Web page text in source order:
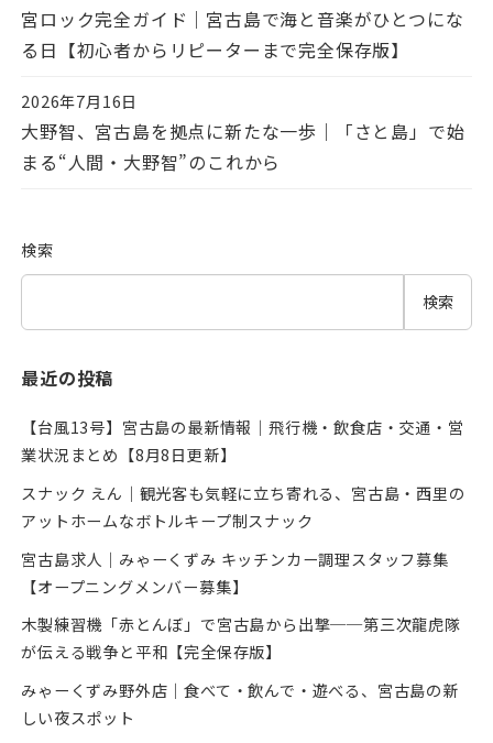
宮ロック完全ガイド｜宮古島で海と音楽がひとつにな
る日【初心者からリピーターまで完全保存版】
投稿日
2026年7月16日
大野智、宮古島を拠点に新たな一歩｜「さと島」で始
まる“人間・大野智”のこれから
検索
検索
最近の投稿
【台風13号】宮古島の最新情報｜飛行機・飲食店・交通・営
業状況まとめ【8月8日更新】
スナック えん｜観光客も気軽に立ち寄れる、宮古島・西里の
アットホームなボトルキープ制スナック
宮古島求人｜みゃーくずみ キッチンカー調理スタッフ募集
【オープニングメンバー募集】
木製練習機「赤とんぼ」で宮古島から出撃──第三次龍虎隊
が伝える戦争と平和【完全保存版】
みゃーくずみ野外店｜食べて・飲んで・遊べる、宮古島の新
しい夜スポット